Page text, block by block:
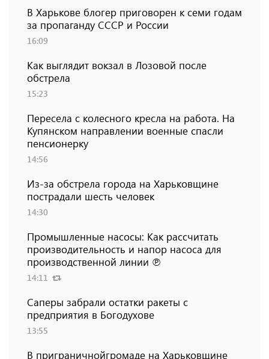
В Харькове блогер приговорен к семи годам
за пропаганду СССР и России
16:09
Как выглядит вокзал в Лозовой после
обстрела
15:23
Пересела с колесного кресла на работа. На
Купянском направлении военные спасли
пенсионерку
14:56
Из-за обстрела города на Харьковщине
пострадали шесть человек
14:30
Промышленные насосы: Как рассчитать
производительность и напор насоса для
производственной линии ℗
14:11
Саперы забрали остатки ракеты с
предприятия в Богодухове
13:55
В приграничнойгромаде на Харьковщине